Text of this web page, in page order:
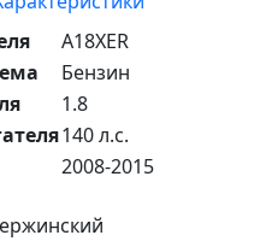
A18XER
Бензин
1.8
140 л.с.
2008-2015